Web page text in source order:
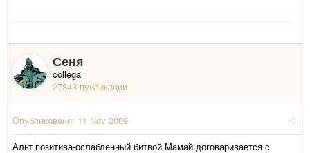
Сеня
collega
27843 публикации
Опубликовано: 11 Nov 2009
Альт позитива-ослабленный битвой Мамай договаривается с